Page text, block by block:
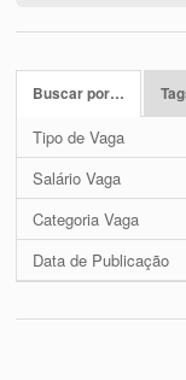
Buscar por…
Tipo de Vaga
Salário Vaga
Categoria Vaga
Data de Publicação